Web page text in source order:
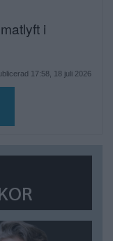
i
17:58, 18 juli 2026